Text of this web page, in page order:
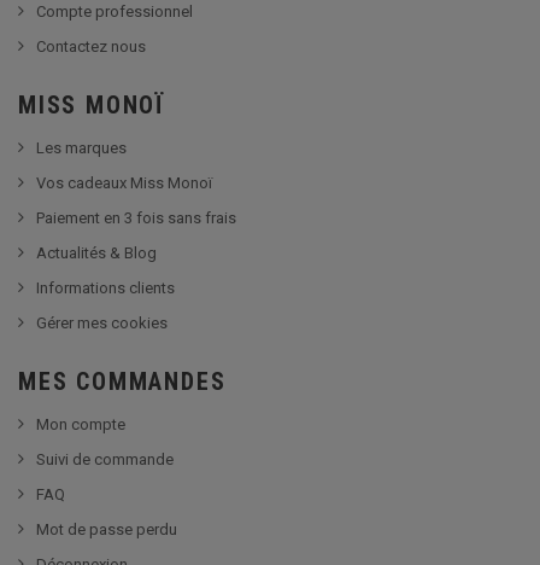
Compte professionnel
Contactez nous
MISS MONOÏ
Les marques
Vos cadeaux Miss Monoï
Paiement en 3 fois sans frais
Actualités & Blog
Informations clients
Gérer mes cookies
MES COMMANDES
Mon compte
Suivi de commande
FAQ
Mot de passe perdu